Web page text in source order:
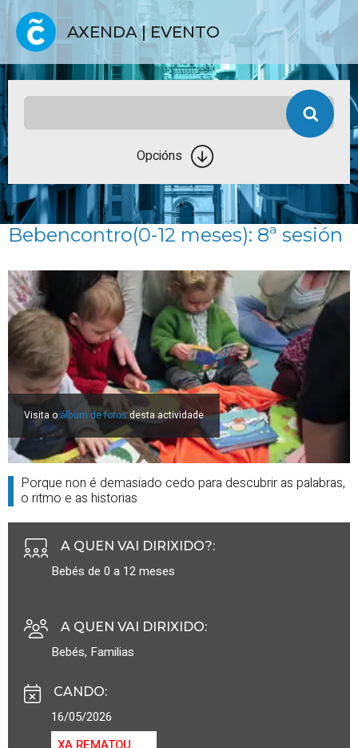
AXENDA | EVENTO
Opcións
Bebencontro(0-12 meses): 8ª sesión
Visita oálbum de fotosdesta actividade
Porque non é demasiado cedo para descubrir as palabras,
o ritmo e as historias
A QUEN VAI DIRIXIDO?:
Bebés de 0 a 12 meses
A QUEN VAI DIRIXIDO:
Bebés, Familias
CANDO:
16/05/2026